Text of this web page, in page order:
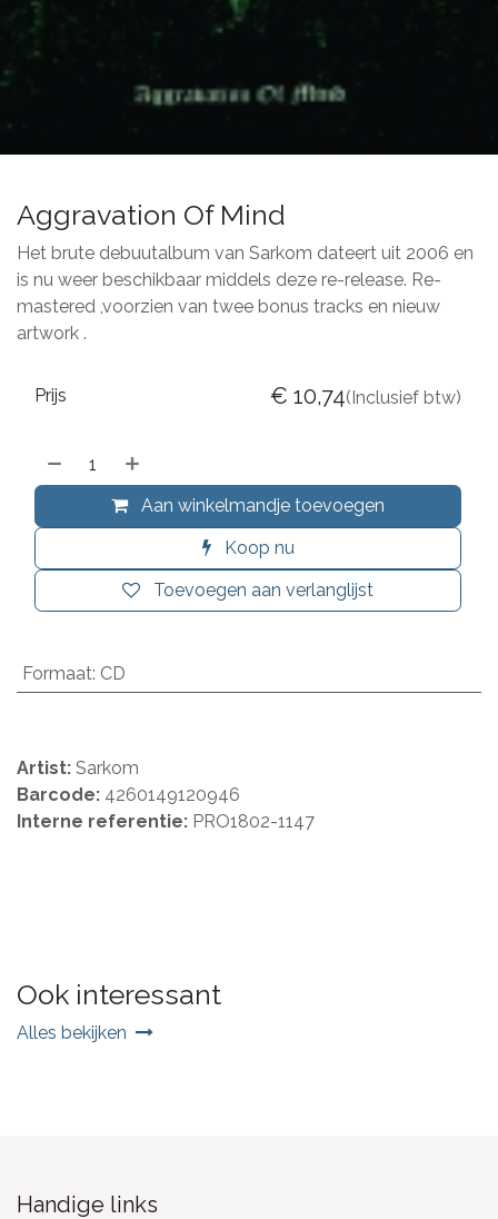
Aggravation Of Mind
Het brute debuutalbum van Sarkom dateert uit 2006 en
is nu weer beschikbaar middels deze re-release. Re-
mastered ,voorzien van twee bonus tracks en nieuw
artwork .
Aan winkelmandje toevoegen
Koop nu
Toevoegen aan verlanglijst
Prijs € 10,74(Inclusief btw)
Formaat: CD
Artist: Sarkom
Barcode: 4260149120946
Interne referentie: PRO1802-1147
Ook interessant
Alles bekijken
Handige links